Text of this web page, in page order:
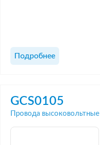
Подробнее
GCS0105
Провода высоковольтные